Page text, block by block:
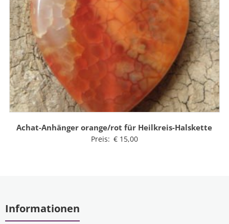
Achat-Anhänger orange/rot für Heilkreis-Halskette
Preis: €15,00
Informationen